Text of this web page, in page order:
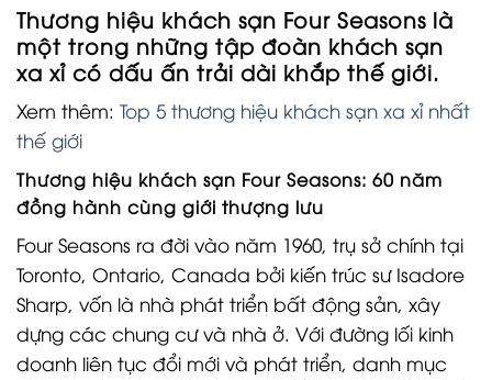
Thương hiệu khách sạn Four Seasons là
một trong những tập đoàn khách sạn
xa xỉ có dấu ấn trải dài khắp thế giới.
Xem thêm: Top 5 thương hiệu khách sạn xa xỉ nhất
thế giới
Thương hiệu khách sạn Four Seasons: 60 năm
đồng hành cùng giới thượng lưu
Four Seasons ra đời vào năm 1960, trụ sở chính tại
Toronto, Ontario, Canada bởi kiến trúc sư Isadore
Sharp, vốn là nhà phát triển bất động sản, xây
dựng các chung cư và nhà ở. Với đường lối kinh
doanh liên tục đổi mới và phát triển, danh mục